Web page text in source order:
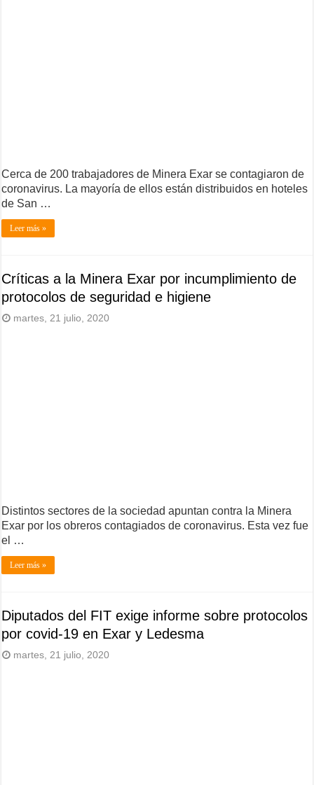
Cerca de 200 trabajadores de Minera Exar se contagiaron de
coronavirus. La mayoría de ellos están distribuidos en hoteles
de San …
Leer más »
Críticas a la Minera Exar por incumplimiento de
protocolos de seguridad e higiene
martes, 21 julio, 2020
Distintos sectores de la sociedad apuntan contra la Minera
Exar por los obreros contagiados de coronavirus. Esta vez fue
el …
Leer más »
Diputados del FIT exige informe sobre protocolos
por covid-19 en Exar y Ledesma
martes, 21 julio, 2020